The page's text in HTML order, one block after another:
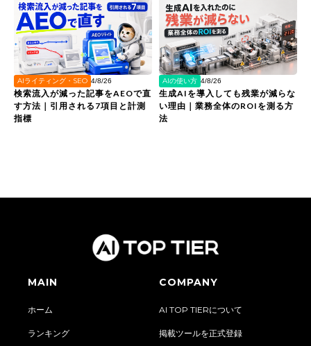
AIライティング・SEO 4/8/26
検索流入が減った記事をAEOで直
す方法｜引用される7項目と計測
指標
AIの使い方 4/8/26
生成AIを導入しても残業が減らな
い理由｜業務全体のROIを測る方
法
MAIN
ホーム
ランキング
COMPANY
AI TOP TIERについて
掲載ツールを正式登録